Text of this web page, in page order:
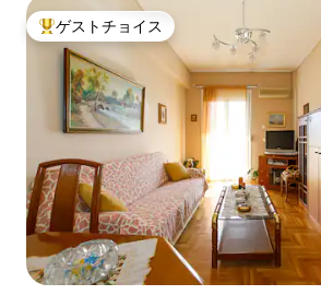
大好評のゲストチョイスです。
ゲストチョイス